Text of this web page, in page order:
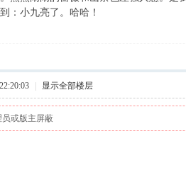
：小九亮了。哈哈！
显示全部楼层
或版主屏蔽